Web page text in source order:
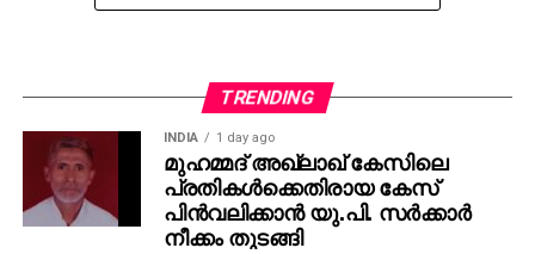
TRENDING
INDIA 1 day ago
മുഹമ്മദ് അഖ്‌ലാഖ് കേസിലെ
പ്രതികള്‍ക്കെതിരായ കേസ്
പിന്‍വലിക്കാന്‍ യു.പി. സര്‍ക്കാര്‍
നീക്കം തുടങ്ങി